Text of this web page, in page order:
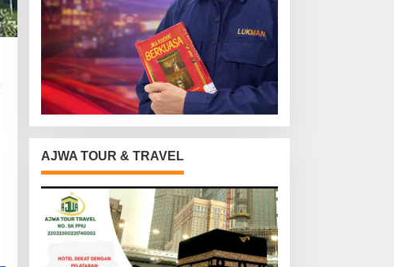
AJWA TOUR & TRAVEL